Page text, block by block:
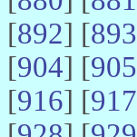
[892] [893
[904] [905
[916] [917